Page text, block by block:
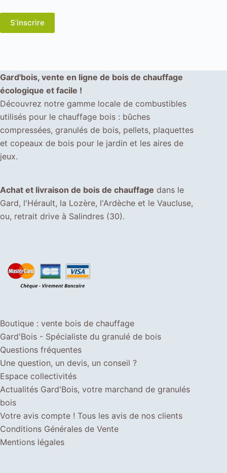
S’inscrire
Gard'bois, vente en ligne de bois de chauffage
écologique et facile !
Découvrez notre gamme locale de combustibles
utilisés pour le chauffage bois : bûches
compressées, granulés de bois, pellets, plaquettes
et copeaux de bois pour le jardin et les aires de
jeux.
Achat et livraison de bois de chauffage dans le
Gard, l'Hérault, la Lozère, l'Ardèche et le Vaucluse,
ou, retrait drive à Salindres (30).
Boutique : vente bois de chauffage
Gard'Bois - Spécialiste du granulé de bois
Questions fréquentes
Une question, un devis, un conseil ?
Espace collectivités
Actualités Gard'Bois, votre marchand de granulés
bois
Votre avis compte ! Tous les avis de nos clients
Conditions Générales de Vente
Mentions légales